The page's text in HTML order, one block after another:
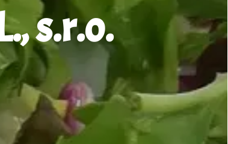
s.r.o.